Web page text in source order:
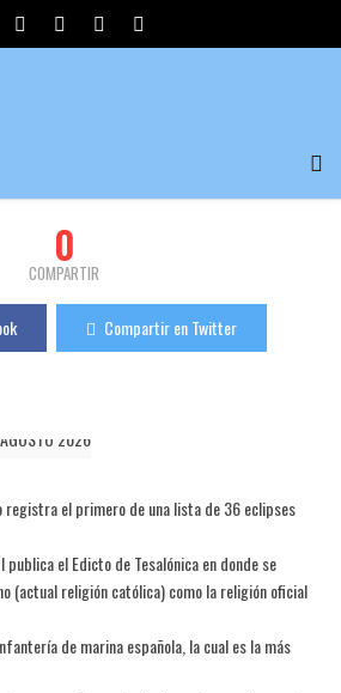
0
COMPARTIR
Compartir en Twitter
registra el primero de una lista de 36 eclipses
el Edicto de Tesalónica en donde se
(actual religión católica) como la religión oficial
de marina española, la cual es la más